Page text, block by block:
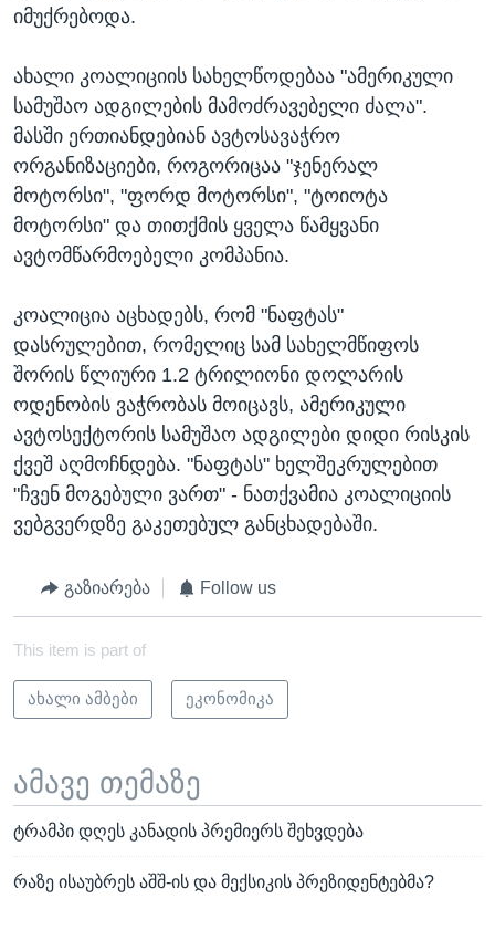
იმუქრებოდა.
ახალი კოალიციის სახელწოდებაა "ამერიკული
სამუშაო ადგილების მამოძრავებელი ძალა".
მასში ერთიანდებიან ავტოსავაჭრო
ორგანიზაციები, როგორიცაა "ჯენერალ
მოტორსი", "ფორდ მოტორსი", "ტოიოტა
მოტორსი" და თითქმის ყველა წამყვანი
ავტომწარმოებელი კომპანია.
კოალიცია აცხადებს, რომ "ნაფტას"
დასრულებით, რომელიც სამ სახელმწიფოს
შორის წლიური 1.2 ტრილიონი დოლარის
ოდენობის ვაჭრობას მოიცავს, ამერიკული
ავტოსექტორის სამუშაო ადგილები დიდი რისკის
ქვეშ აღმოჩნდება. "ნაფტას" ხელშეკრულებით
"ჩვენ მოგებული ვართ" - ნათქვამია კოალიციის
ვებგვერდზე გაკეთებულ განცხადებაში.
გაზიარება Follow us
This item is part of
ახალი ამბები ეკონომიკა
ამავე თემაზე
ტრამპი დღეს კანადის პრემიერს შეხვდება
რაზე ისაუბრეს აშშ-ის და მექსიკის პრეზიდენტებმა?